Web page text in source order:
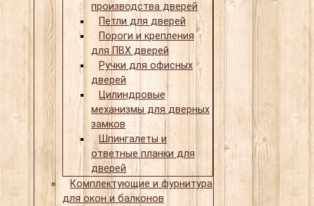
производства дверей
Петли для дверей
Пороги и крепления
для ПВХ дверей
Ручки для офисных
дверей
Цилиндровые
механизмы для дверных
замков
Шпингалеты и
ответные планки для
дверей
Комплектующие и фурнитура
для окон и балконов